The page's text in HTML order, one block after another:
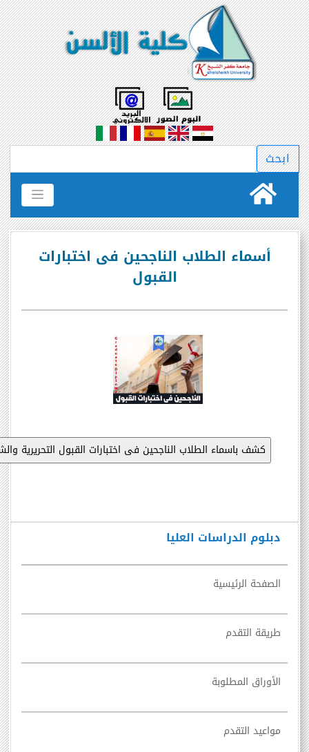
دبلوم الدراسات العليا
الصفحة الرئيسية
طريقة التقدم
الأوراق المطلوبة
مواعيد التقدم
أسماء الطلاب الناجحين فى اختبارات
القبول